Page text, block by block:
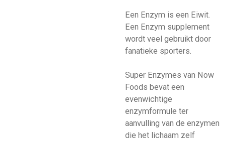
Een Enzym is een Eiwit.
Een Enzym supplement
wordt veel gebruikt door
fanatieke sporters.
Super Enzymes van Now
Foods bevat een
evenwichtige
enzymformule ter
aanvulling van de enzymen
die het lichaam zelf